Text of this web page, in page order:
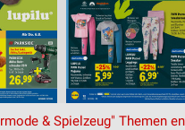
& Spielzeug" Themen